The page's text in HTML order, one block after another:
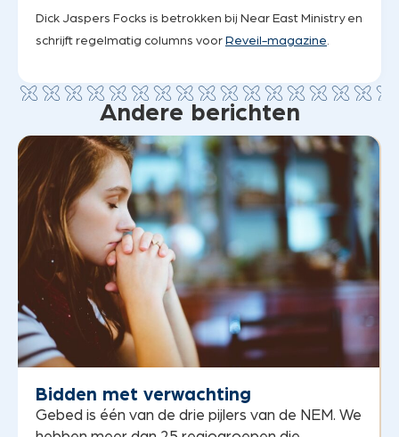
Dick Jaspers Focks is betrokken bij Near East Ministry en
schrijft regelmatig columns voor Reveil-magazine.
Andere berichten
Bidden met verwachting
Gebed is één van de drie pijlers van de NEM. We